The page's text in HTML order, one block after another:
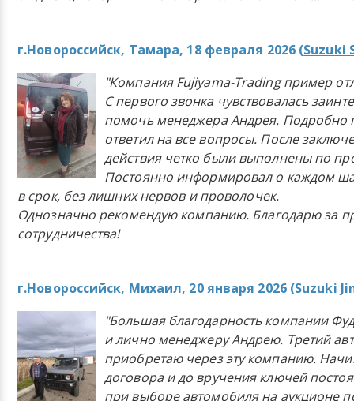
г.Новороссийск, Тамара, 18 февраля 2026 (Suzuki
"Компания Fujiyama-Trading пример
С первого звонка чувствовалась
помочь менеджера Андрея. Подробно
ответил на все вопросы. После
действия четко были выполнены по
Постоянно информировал о каждом
в срок, без лишних нервов и проволочек.
Однозначно рекомендую компанию. Благодарю за
сотрудничества!
г.Новороссийск, Михаил, 20 января 2026 (Suzuki
"Большая благодарность компании
и лично менеджеру Андрею. Третий
приобретаю через эту компанию.
договора и до вручения ключей
при выборе автомобиля на аукционе